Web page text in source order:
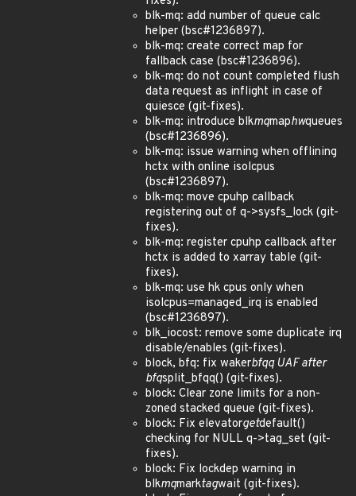
blk-mq: add number of queue calc
helper (bsc#1236897).
blk-mq: create correct map for
fallback case (bsc#1236896).
blk-mq: do not count completed flush
data request as inflight in case of
quiesce (git-fixes).
blk-mq: introduce blkmqmaphwqueues
(bsc#1236896).
blk-mq: issue warning when offlining
hctx with online isolcpus
(bsc#1236897).
blk-mq: move cpuhp callback
registering out of q->sysfs_lock (git-
fixes).
blk-mq: register cpuhp callback after
hctx is added to xarray table (git-
fixes).
blk-mq: use hk cpus only when
isolcpus=managed_irq is enabled
(bsc#1236897).
blk_iocost: remove some duplicate irq
disable/enables (git-fixes).
block, bfq: fix wakerbfqq UAF after
bfqsplit_bfqq() (git-fixes).
block: Clear zone limits for a non-
zoned stacked queue (git-fixes).
block: Fix elevatorgetdefault()
checking for NULL q->tag_set (git-
fixes).
block: Fix lockdep warning in
blkmqmarktagwait (git-fixes).